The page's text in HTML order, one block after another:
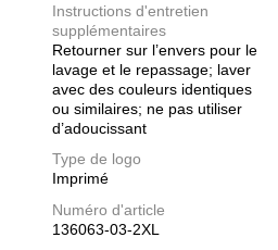
Instructions d'entretien
supplémentaires
Retourner sur l’envers pour le
lavage et le repassage; laver
avec des couleurs identiques
ou similaires; ne pas utiliser
d’adoucissant
Type de logo
Imprimé
Numéro d'article
136063-03-2XL